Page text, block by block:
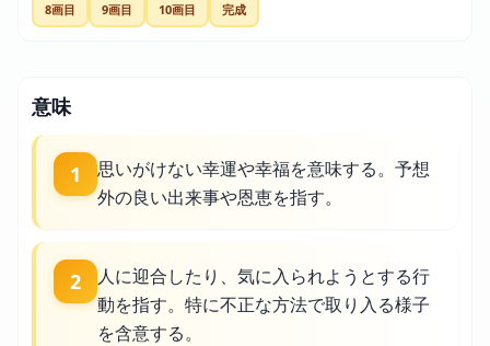
8画目 9画目 10画目 完成
意味
1
思いがけない幸運や幸福を意味する。予想
外の良い出来事や恩恵を指す。
2
人に迎合したり、気に入られようとする行
動を指す。特に不正な方法で取り入る様子
を含意する。